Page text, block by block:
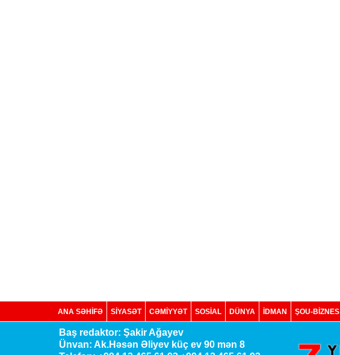
ANA SƏHİFƏ SİYASƏT CƏMİYYƏT SOSIAL DÜNYA İDMAN ŞOU-BİZNES
Baş redaktor: Şakir Ağayev
Ünvan: Ak.Həsən Əliyev küç ev 90 mən 8